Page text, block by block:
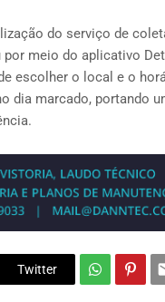
do serviço de
meio do aplicativo
escolher o local e o
dia marcado, portando
Twitter